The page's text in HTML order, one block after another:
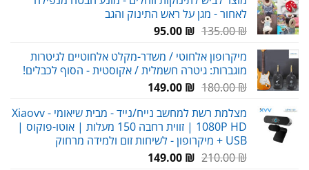
115.00 ₪.
79.00 ₪.
לאחור - מגן על ראש התינוק והגב
135.00₪
המחיר
היה:
135.00 ₪.
95.00 ₪
המחיר
הוא:
95.00 ₪.
מיקרופון אלחוטי / משדר-מקלט אלחוטיים לגיטרות
מוגברות: גיטרה חשמלית / אקוסטית - הסוף לכבלים!
180.00₪
המחיר
היה:
180.00 ₪.
149.00 ₪
המחיר
הוא:
149.00 ₪.
מצלמת רשת למחשב נייח/נייד - מבית שיאומי Xiaovv -
1080P HD | זווית רחבה 150 מעלות | אוטו-פוקוס |
USB + מיקרופון - לשיחות זום ולמידה מרחוק
210.00₪
המחיר149.00 ₪
המחיר